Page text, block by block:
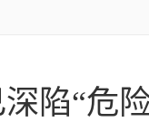
陷“危